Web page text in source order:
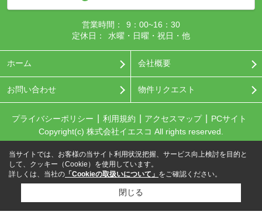
営業時間：
9：00~16：30
定休日：
水曜・日曜・祝日・他
ホーム 会社概要
お問い合わせ 物件リクエスト
プライバシーポリシー 利用規約 アクセスマップ
PCサイト
Copyright(c) 株式会社イエスコ All rights reserved.
当サイトでは、お客様の当サイト利用状況把握、サービス向上検討を目的と
して、クッキー（Cookie）を使用しています。
詳しくは、当社の 「Cookieの取扱いについて」 をご確認ください。
閉じる